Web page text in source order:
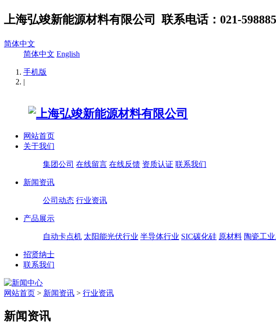
上海弘竣新能源材料有限公司 联系电话：021-
简体中文
简体中文 English
手机版
|
网站首页
关于我们
集团公司 在线留言 在线反馈 资质认证 联系我们
新闻资讯
公司动态 行业资讯
产品展示
自动卡点机 太阳能光伏行业 半导体行业 SIC碳化硅 原材料 陶瓷工
招贤纳士
联系我们
网站首页 > 新闻资讯 > 行业资讯
新闻资讯